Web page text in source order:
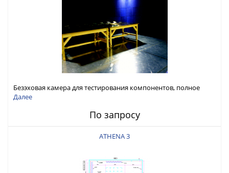
Безэховая камера для тестирования компонентов, полное
соотв. ГОСТ Р 51318.25/ГОСТ 32140
Далее
По запросу
ATHENA 3